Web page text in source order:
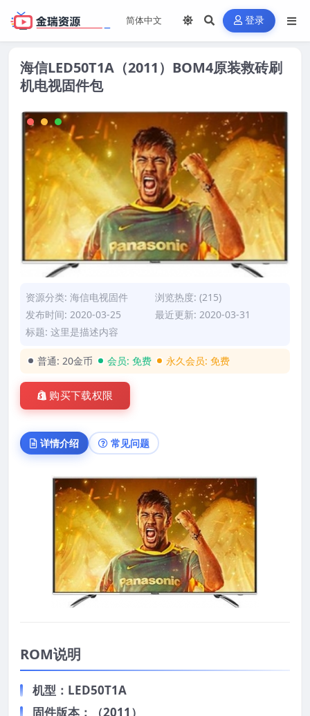
登录
海信LED50T1A（2011）BOM4原装救砖刷
机电视固件包
资源分类: 海信电视固件
浏览热度: (215)
发布时间: 2020-03-25
最近更新: 2020-03-31
标题: 这里是描述内容
普通: 20金币 会员: 免费 永久会员: 免费
购买下载权限
详情介绍 常见问题
ROM说明
机型：LED50T1A
固件版本：（2011）